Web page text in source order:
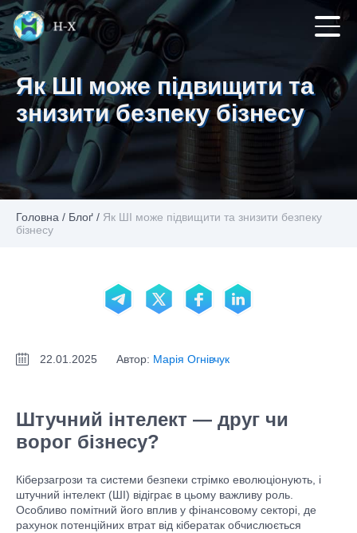
Як ШІ може підвищити та
знизити безпеку бізнесу
Головна / Блоґ / Як ШІ може підвищити та знизити безпеку
бізнесу
22.01.2025 Автор: Марія Огнівчук
Штучний інтелект — друг чи
ворог бізнесу?
Кіберзагрози та системи безпеки стрімко еволюціонують, і
штучний інтелект (ШІ) відіграє в цьому важливу роль.
Особливо помітний його вплив у фінансовому секторі, де
рахунок потенційних втрат від кібератак обчислюється